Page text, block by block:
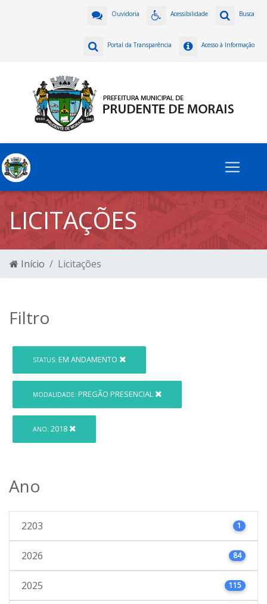
Busca
Acessibilidade
Ouvidoria
Acesso à Informação
Portal da Transparência
LICITAÇÕES
Início Licitações
Filtro
STATUS: EM ANDAMENTO
MODALIDADE: PREGÃO PRESENCIAL
ANO: 2018
Ano
2203 1
2026 84
2025 115